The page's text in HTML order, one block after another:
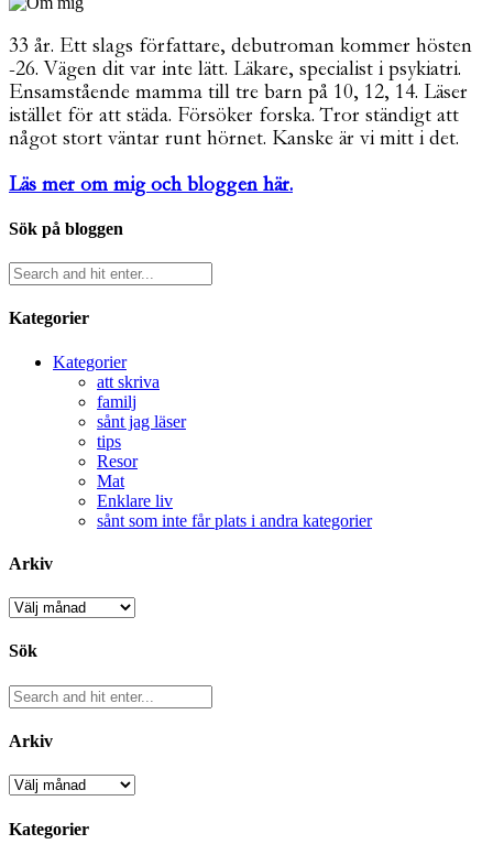
33 år. Ett slags författare, debutroman kommer hösten
-26. Vägen dit var inte lätt. Läkare, specialist i psykiatri.
Ensamstående mamma till tre barn på 10, 12, 14. Läser
istället för att städa. Försöker forska. Tror ständigt att
något stort väntar runt hörnet. Kanske är vi mitt i det.
Läs mer om mig och bloggen här.
Sök på bloggen
Kategorier
Kategorier
att skriva
familj
sånt jag läser
tips
Resor
Mat
Enklare liv
sånt som inte får plats i andra kategorier
Arkiv
Arkiv
Sök
Arkiv
Arkiv
Kategorier